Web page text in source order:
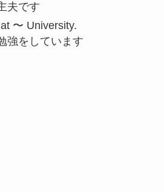
夫です
〜 University.
強をしています